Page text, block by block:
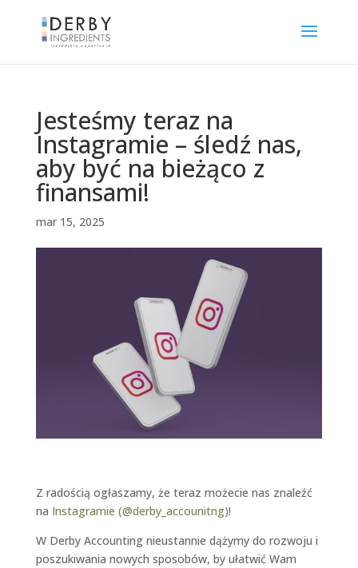
Jesteśmy teraz na
Instagramie – śledź nas,
aby być na bieżąco z
finansami!
mar 15, 2025
Z radością ogłaszamy, że teraz możecie nas znaleźć
na Instagramie (@derby_accounitng)!
W Derby Accounting nieustannie dążymy do rozwoju i
poszukiwania nowych sposobów, by ułatwić Wam